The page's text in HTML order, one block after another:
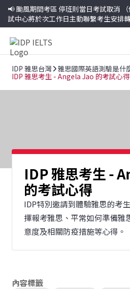
📢 颱風期間考區 停班則當日考試取消
試中心將於次工作日主動聯繫考生安排
IDP 雅思台灣 雅思國際英語測驗是什
IDP 雅思考生 - Angela Jao 的考試心得
IDP 雅思考生 -
的考試心得
IDP特別邀請到體驗雅思的考
擇報考雅思、平常如何準備雅
意度及相關防疫措施等心得。
內容標籤